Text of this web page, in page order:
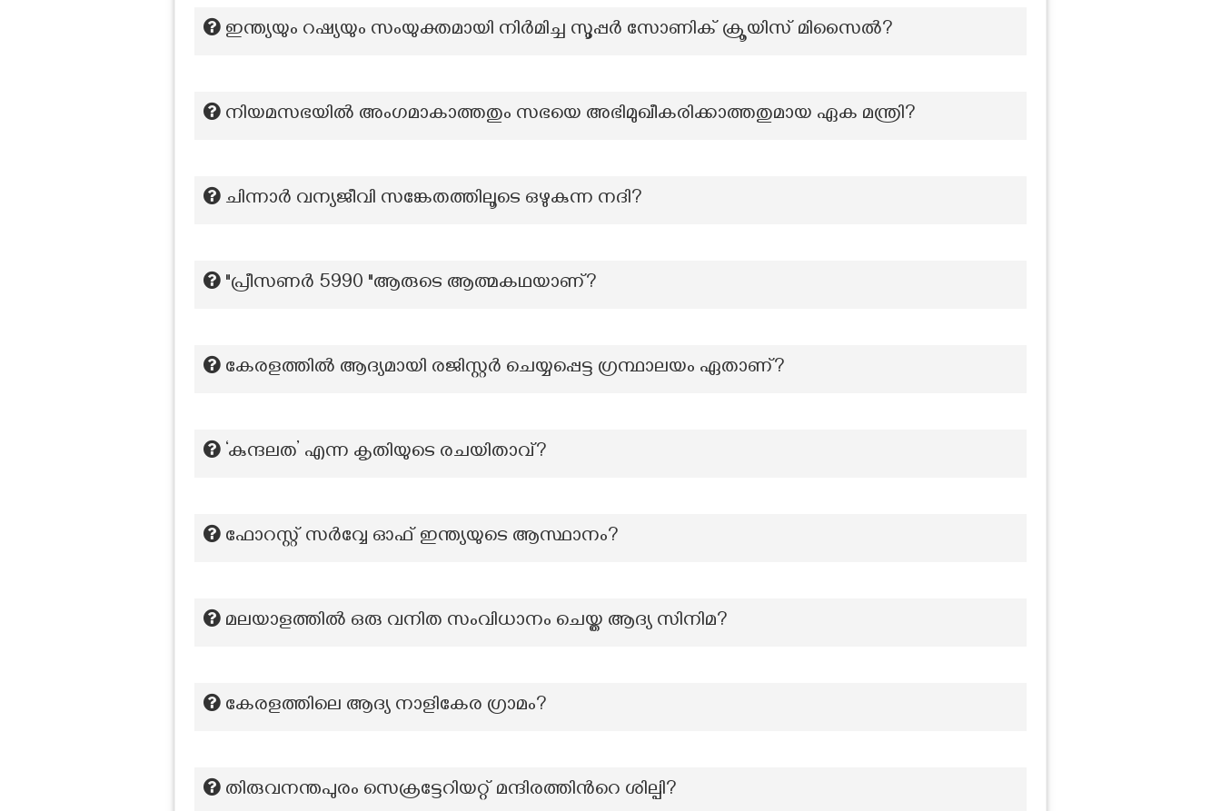
ഇന്ത്യയും റഷ്യയും സംയുക്തമായി നിർമിച്ച സൂപ്പർ സോണിക് ക്രൂയിസ് മിസൈൽ?
നിയമസഭയില്‍ അംഗമാകാത്തതും സഭയെ അഭിമുഖീകരിക്കാത്തതുമായ ഏക മന്ത്രി?
ചിന്നാര്‍ വന്യജീവി സങ്കേതത്തിലൂടെ ഒഴുകുന്ന നദി?
"പ്രീസണർ 5990 "ആരുടെ ആത്മകഥയാണ്?
കേരളത്തിൽ ആദ്യമായി രജിസ്റ്റർ ചെയ്യപ്പെട്ട ഗ്രന്ഥാലയം ഏതാണ്?
‘കുന്ദലത’ എന്ന കൃതിയുടെ രചയിതാവ്?
ഫോറസ്റ്റ് സർവ്വേ ഓഫ് ഇന്ത്യയുടെ ആസ്ഥാനം?
മലയാളത്തില്‍ ഒരു വനിത സംവിധാനം ചെയ്ത ആദ്യ സിനിമ?
കേരളത്തിലെ ആദ്യ നാളികേര ഗ്രാമം?
തിരുവനന്തപുരം സെക്രട്ടേറിയറ്റ് മന്ദിരത്തിന്‍റെ ശില്പി?